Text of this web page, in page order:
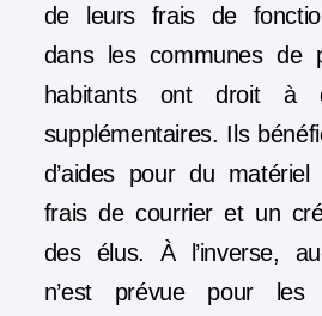
de leurs frais de
dans les communes de
habitants ont droit à
supplémentaires. Ils
d’aides pour du
frais de courrier et un
des élus. À l’inverse,
n’est prévue pour